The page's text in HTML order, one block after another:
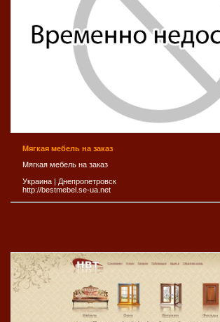
Мягкая мебель на заказ
Мягкая мебель на заказ
Украина
Днепропетровск
http://bestmebel.se-ua.net